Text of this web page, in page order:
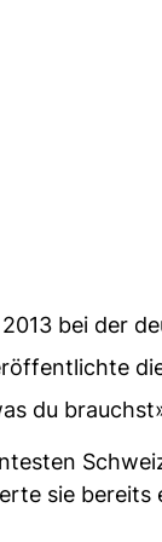
bei der
du
sie